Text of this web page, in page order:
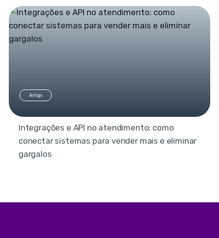
Artigo
Integrações e API no atendimento: como
conectar sistemas para vender mais e eliminar
gargalos